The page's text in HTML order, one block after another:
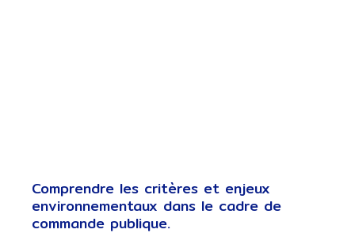
Comprendre les critères et enjeux
environnementaux dans le cadre de
commande publique.